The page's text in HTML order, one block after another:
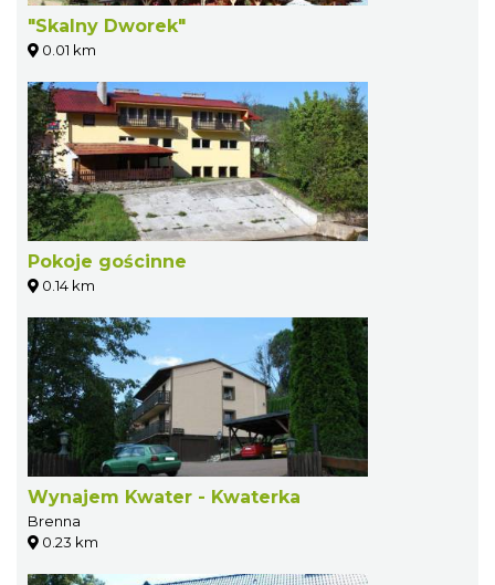
"Skalny Dworek"
0.01 km
Pokoje gościnne
0.14 km
Wynajem Kwater - Kwaterka
Brenna
0.23 km